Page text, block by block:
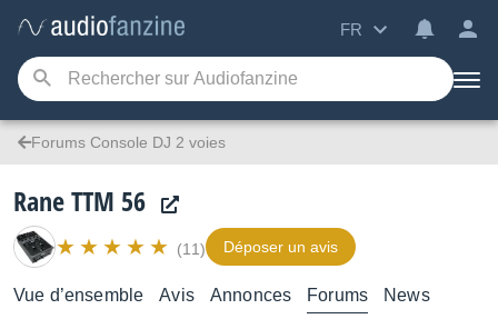
FR
Forums Console DJ 2 voies
Rane TTM 56
(11) Déposer un avis
Vue d’ensemble Avis Annonces Forums News